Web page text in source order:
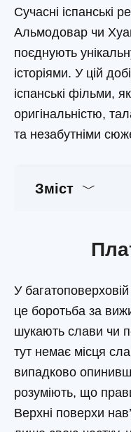
Сучасні іспанські
Альмодовар чи
поєднують
історіями. У цій
іспанські фільми,
оригінальністю,
та незабутніми
Зміст
У
це боротьба за
шукають слави чи
тут немає місця
випадково
розуміють, що
Верхні поверхи